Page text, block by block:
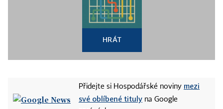
HRÁT
Přidejte si Hospodářské noviny mezi
své oblíbené tituly na Google